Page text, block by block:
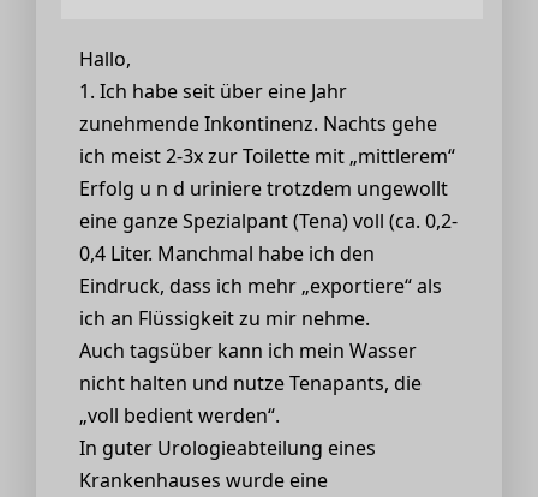
Hallo,
1. Ich habe seit über eine Jahr
zunehmende Inkontinenz. Nachts gehe
ich meist 2-3x zur Toilette mit „mittlerem“
Erfolg u n d uriniere trotzdem ungewollt
eine ganze Spezialpant (Tena) voll (ca. 0,2-
0,4 Liter. Manchmal habe ich den
Eindruck, dass ich mehr „exportiere“ als
ich an Flüssigkeit zu mir nehme.
Auch tagsüber kann ich mein Wasser
nicht halten und nutze Tenapants, die
„voll bedient werden“.
In guter Urologieabteilung eines
Krankenhauses wurde eine